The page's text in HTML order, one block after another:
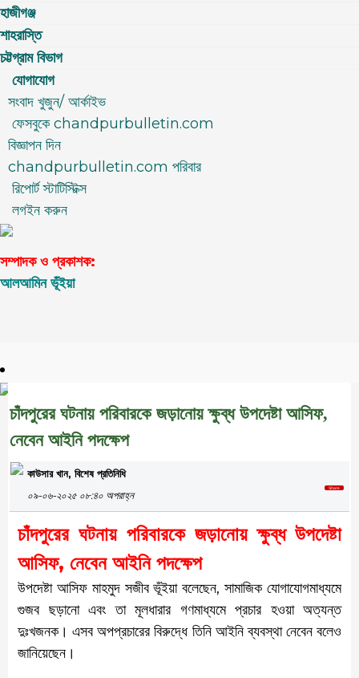
হাজীগঞ্জ
শাহরাস্তি
চট্টগ্রাম বিভাগ
যোগাযোগ
সংবাদ খুজুন/ আর্কাইভ
ফেসবুকে chandpurbulletin.com
বিজ্ঞাপন দিন
chandpurbulletin.com পরিবার
রিপোর্ট স্টাটিস্টিক্স
লগইন করুন
সম্পাদক ও প্রকাশক:
আলআমিন ভূঁইয়া
চাঁদপুরের ঘটনায় পরিবারকে জড়ানোয় ক্ষুব্ধ উপদেষ্টা আসিফ,
নেবেন আইনি পদক্ষেপ
কাউসার খান, বিশেষ প্রতিনিধি
০৯-০৬-২০২৫ ০৮:৪০ অপরাহ্ন
চাঁদপুরের ঘটনায় পরিবারকে জড়ানোয় ক্ষুব্ধ উপদেষ্টা
আসিফ, নেবেন আইনি পদক্ষেপ
উপদেষ্টা আসিফ মাহমুদ সজীব ভূঁইয়া বলেছেন, সামাজিক যোগাযোগমাধ্যমে
গুজব ছড়ানো এবং তা মূলধারার গণমাধ্যমে প্রচার হওয়া অত্যন্ত
দুঃখজনক। এসব অপপ্রচারের বিরুদ্ধে তিনি আইনি ব্যবস্থা নেবেন বলেও
জানিয়েছেন।